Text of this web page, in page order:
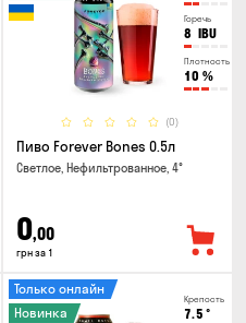
Горечь
8 IBU
Плотность
10 %
(0)
Пиво Forever Bones 0.5л
Светлое, Нефильтрованное, 4°
0,00
грн за 1
Крепость
7.5 °
Только онлайн
Новинка